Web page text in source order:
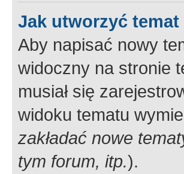
Jak utworzyć
Aby napisać nowy
widoczny na stronie
musiał się
widoku tematu
zakładać nowe
tym forum, itp.).